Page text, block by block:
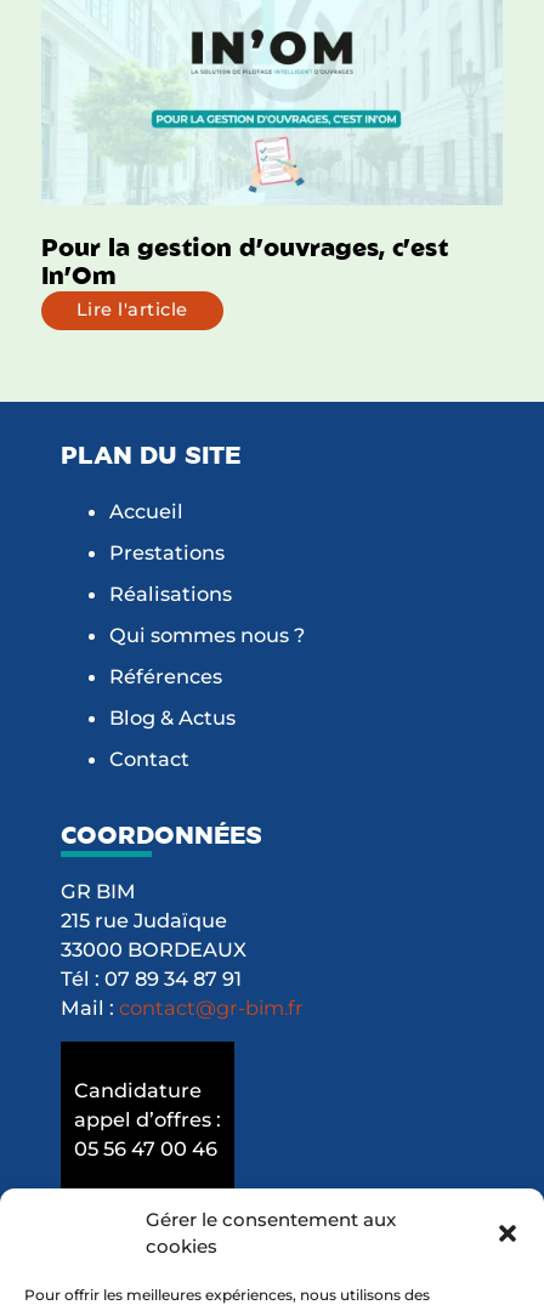
Gérer le consentement aux
cookies
Pour offrir les meilleures expériences, nous utilisons des
Pour la gestion d’ouvrages, c’est
In’Om
Lire l'article
PLAN DU SITE
Accueil
Prestations
Réalisations
Qui sommes nous ?
Références
Blog & Actus
Contact
COORDONNÉES
GR BIM
215 rue Judaïque
33000 BORDEAUX
Tél : 07 89 34 87 91
Mail : contact@gr-bim.fr
Candidature
appel d’offres :
05 56 47 00 46